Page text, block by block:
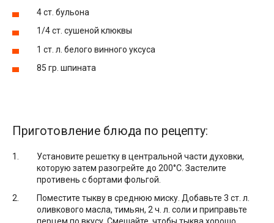
4 ст. бульона
1/4 ст. сушеной клюквы
1 ст. л. белого винного уксуса
85 гр. шпината
Приготовление блюда по рецепту:
Установите решетку в центральной части духовки,
которую затем разогрейте до 200°С. Застелите
противень с бортами фольгой.
Поместите тыкву в среднюю миску. Добавьте 3 ст. л.
оливкового масла, тимьян, 2 ч. л. соли и приправьте